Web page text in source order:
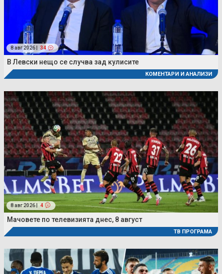
8 авг 2026 | 34
В Левски нещо се случва зад кулисите
КОМЕНТАРИ И АНАЛИЗИ
8 авг 2026 | 4
Мачовете по телевизията днес, 8 август
ТВ ПРОГРАМА